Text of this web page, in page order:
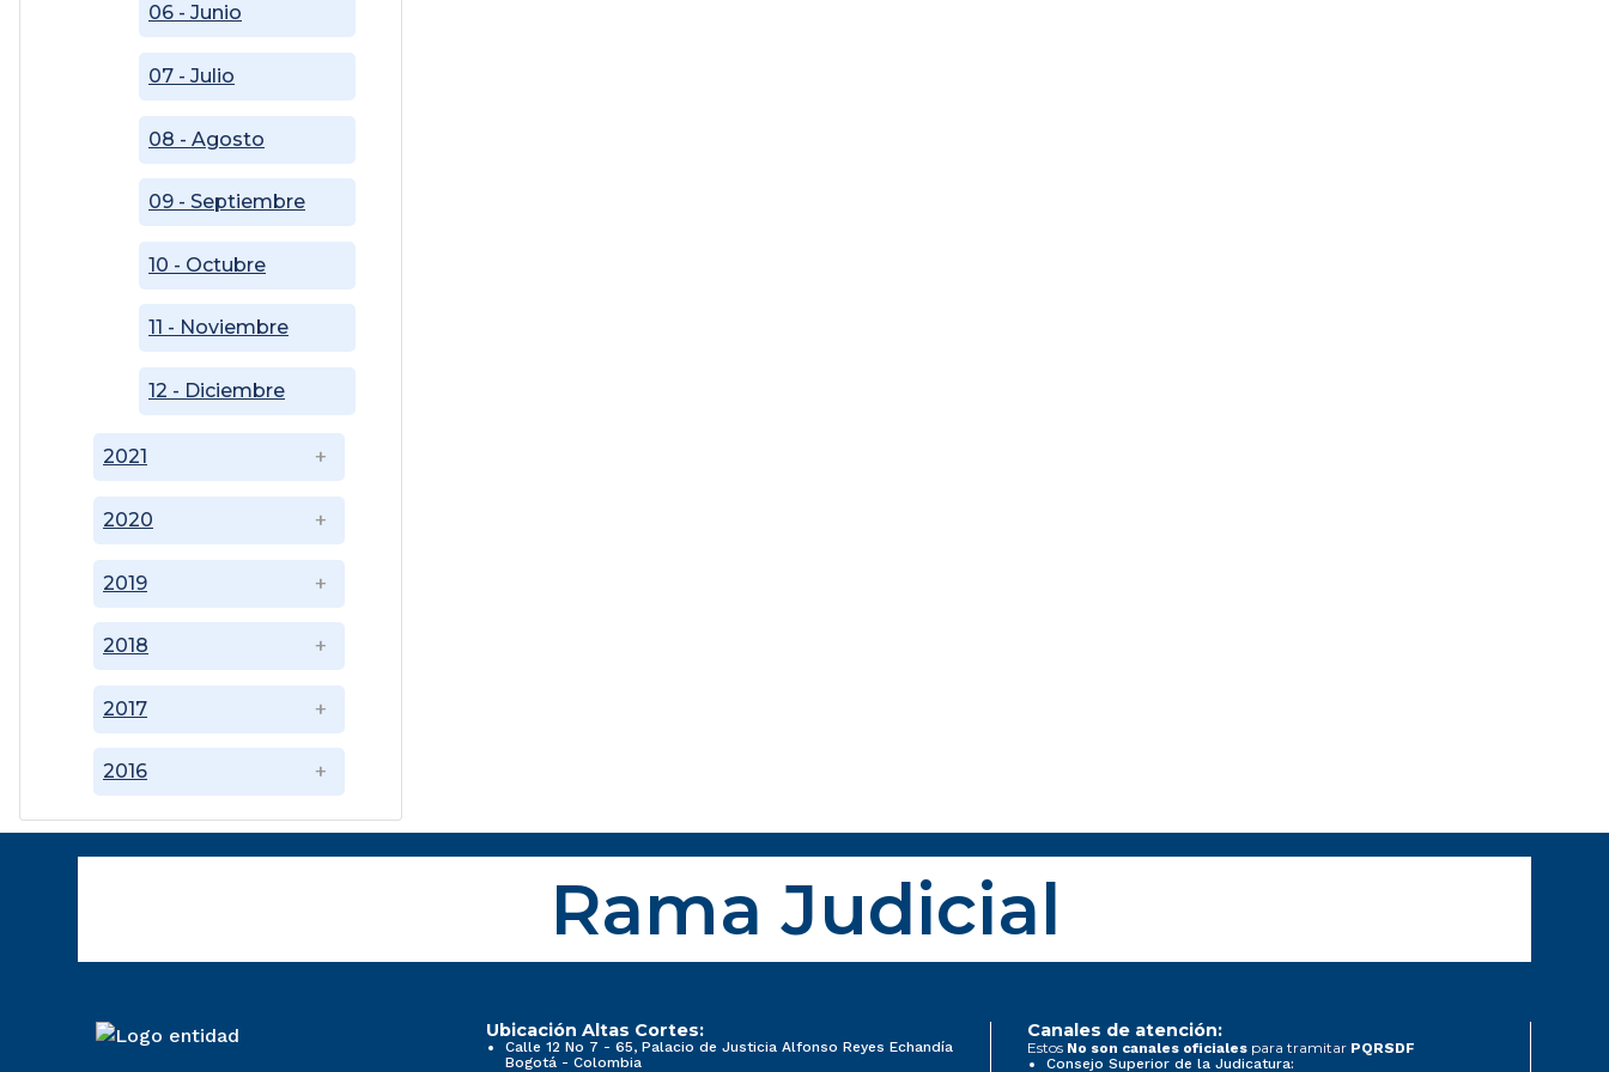
2016
2017
2018
2019
2020
2021
06 - Junio
07 - Julio
08 - Agosto
09 - Septiembre
10 - Octubre
11 - Noviembre
12 - Diciembre
Rama Judicial
Ubicación Altas Cortes:
Calle 12 No 7 - 65, Palacio de Justicia Alfonso Reyes Echandía
Bogotá - Colombia
Canales de atención:
Estos No son canales oficiales para tramitar PQRSDF
Consejo Superior de la Judicatura: